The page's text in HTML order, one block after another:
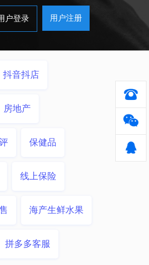
户登录 用户注册
抖音抖店
房地产
保健品
线上保险
海产生鲜水果
拼多多客服